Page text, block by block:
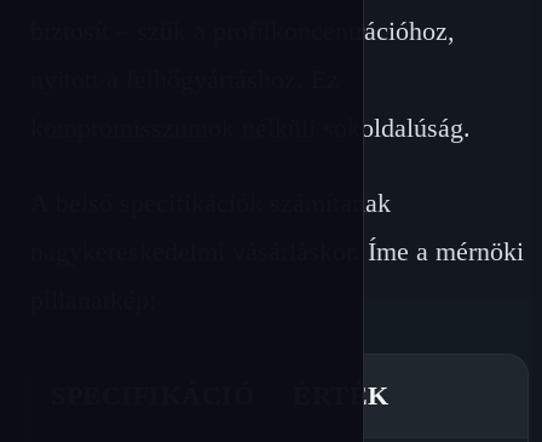
biztosít – szűk a profilkoncentrációhoz,
kompromisszumok nélküli sokoldalúság.
A belső specifikációk számítanak
nagykereskedelmi vásárláskor. Íme a mérnöki
ÉRTÉK